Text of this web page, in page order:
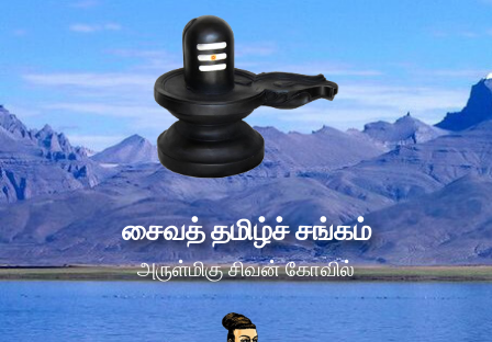
சைவத் தமிழ்ச் சங்கம்
அருள்மிகு சிவன் கோவில்